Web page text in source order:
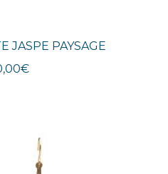
JASPE PAYSAGE
€